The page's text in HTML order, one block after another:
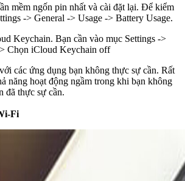
mềm ngốn pin nhất và cài đặt lại. Để kiểm
-> General -> Usage -> Battery Usage.
Keychain. Bạn cần vào mục Settings ->
Chọn iCloud Keychain off
các ứng dụng bạn không thực sự cần. Rất
năng hoạt động ngầm trong khi bạn không
đã thực sự cần.
Fi